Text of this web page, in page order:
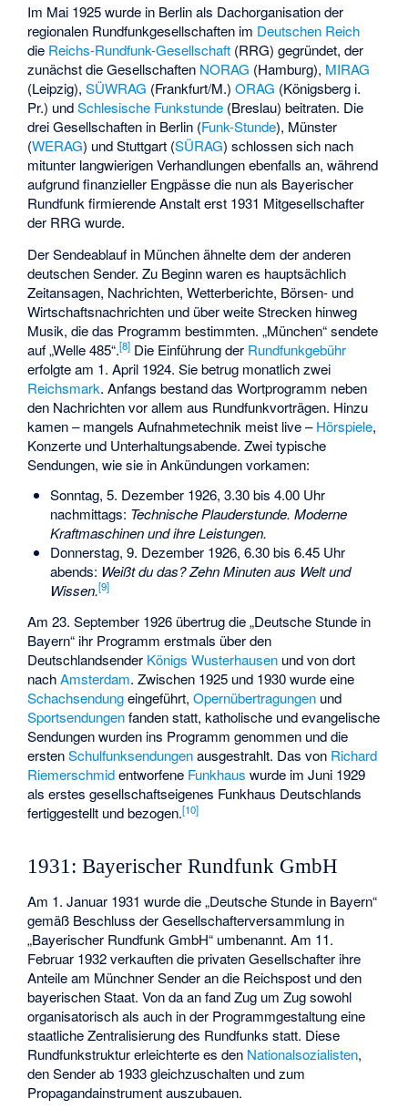
Im Mai 1925 wurde in Berlin als Dachorganisation der
regionalen Rundfunkgesellschaften im Deutschen Reich
die Reichs-Rundfunk-Gesellschaft (RRG) gegründet, der
zunächst die Gesellschaften NORAG (Hamburg), MIRAG
(Leipzig),SÜWRAG (Frankfurt/M.)ORAG (Königsberg i.
Pr.) undSchlesische Funkstunde (Breslau) beitraten. Die
drei Gesellschaften in Berlin (Funk-Stunde), Münster
(WERAG) und Stuttgart (SÜRAG) schlossen sich nach
mitunter langwierigen Verhandlungen ebenfalls an, während
aufgrund finanzieller Engpässe die nun als Bayerischer
Rundfunk firmierende Anstalt erst 1931 Mitgesellschafter
der RRG wurde.
Der Sendeablauf in München ähnelte dem der anderen
deutschen Sender. Zu Beginn waren es hauptsächlich
Zeitansagen, Nachrichten, Wetterberichte, Börsen- und
Wirtschaftsnachrichten und über weite Strecken hinweg
Musik, die das Programm bestimmten. „München“ sendete
auf „Welle 485“.[8] Die Einführung der Rundfunkgebühr
erfolgte am 1. April 1924. Sie betrug monatlich zwei
Reichsmark. Anfangs bestand das Wortprogramm neben
den Nachrichten vor allem aus Rundfunkvorträgen. Hinzu
kamen – mangels Aufnahmetechnik meist live –Hörspiele,
Konzerte und Unterhaltungsabende. Zwei typische
Sendungen, wie sie in Ankündungen vorkamen:
Sonntag, 5. Dezember 1926, 3.30 bis 4.00 Uhr
nachmittags: Technische Plauderstunde. Moderne
Kraftmaschinen und ihre Leistungen.
Donnerstag, 9. Dezember 1926, 6.30 bis 6.45 Uhr
abends: Weißt du das? Zehn Minuten aus Welt und
Wissen.[9]
Am 23. September 1926 übertrug die „Deutsche Stunde in
Bayern“ ihr Programm erstmals über den
Deutschlandsender Königs Wusterhausen und von dort
nachAmsterdam. Zwischen 1925 und 1930 wurde eine
Schachsendungeingeführt,Opernübertragungen und
Sportsendungenfanden statt, katholische und evangelische
Sendungen wurden ins Programm genommen und die
erstenSchulfunksendungenausgestrahlt. Das von Richard
Riemerschmidentworfene Funkhaus wurde im Juni 1929
als erstes gesellschaftseigenes Funkhaus Deutschlands
fertiggestellt und bezogen.[10]
1931: Bayerischer Rundfunk GmbH
Am 1. Januar 1931 wurde die „Deutsche Stunde in Bayern“
gemäß Beschluss der Gesellschafterversammlung in
„Bayerischer Rundfunk GmbH“ umbenannt. Am 11.
Februar 1932 verkauften die privaten Gesellschafter ihre
Anteile am Münchner Sender an die Reichspost und den
bayerischen Staat. Von da an fand Zug um Zug sowohl
organisatorisch als auch in der Programmgestaltung eine
staatliche Zentralisierung des Rundfunks statt. Diese
Rundfunkstruktur erleichterte es den Nationalsozialisten,
den Sender ab 1933 gleichzuschalten und zum
Propagandainstrument auszubauen.